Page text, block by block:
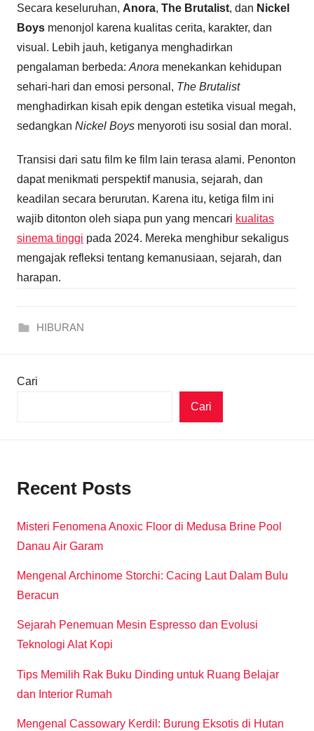
Secara keseluruhan, Anora, The Brutalist, dan Nickel
Boys menonjol karena kualitas cerita, karakter, dan
visual. Lebih jauh, ketiganya menghadirkan
pengalaman berbeda: Anora menekankan kehidupan
sehari-hari dan emosi personal, The Brutalist
menghadirkan kisah epik dengan estetika visual megah,
sedangkan Nickel Boys menyoroti isu sosial dan moral.
Transisi dari satu film ke film lain terasa alami. Penonton
dapat menikmati perspektif manusia, sejarah, dan
keadilan secara berurutan. Karena itu, ketiga film ini
wajib ditonton oleh siapa pun yang mencari kualitas
sinema tinggi pada 2024. Mereka menghibur sekaligus
mengajak refleksi tentang kemanusiaan, sejarah, dan
harapan.
HIBURAN
Cari
Cari
Recent Posts
Misteri Fenomena Anoxic Floor di Medusa Brine Pool
Danau Air Garam
Mengenal Archinome Storchi: Cacing Laut Dalam Bulu
Beracun
Sejarah Penemuan Mesin Espresso dan Evolusi
Teknologi Alat Kopi
Tips Memilih Rak Buku Dinding untuk Ruang Belajar
dan Interior Rumah
Mengenal Cassowary Kerdil: Burung Eksotis di Hutan